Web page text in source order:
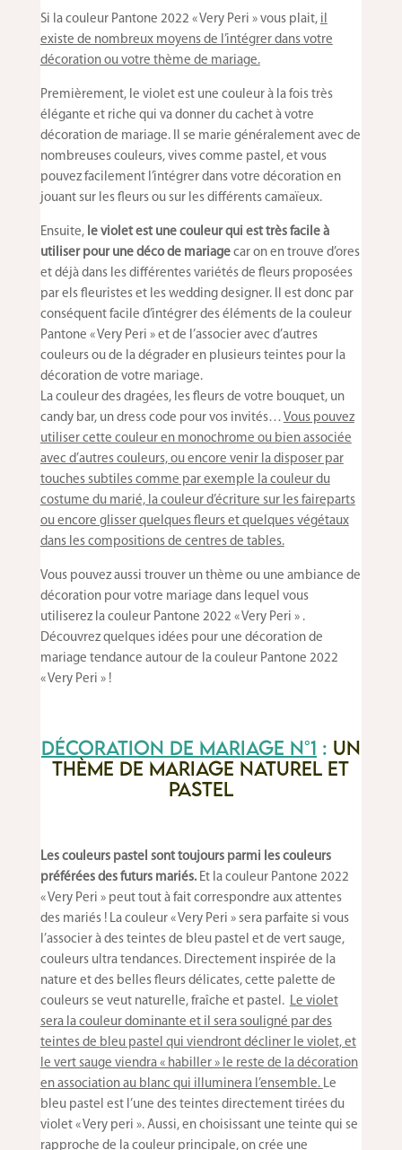
Si la couleur Pantone 2022 « Very Peri » vous plait, il
existe de nombreux moyens de l’intégrer dans votre
décoration ou votre thème de mariage.
Premièrement, le violet est une couleur à la fois très
élégante et riche qui va donner du cachet à votre
décoration de mariage. Il se marie généralement avec de
nombreuses couleurs, vives comme pastel, et vous
pouvez facilement l’intégrer dans votre décoration en
jouant sur les fleurs ou sur les différents camaïeux.
Ensuite, le violet est une couleur qui est très facile à
utiliser pour une déco de mariage car on en trouve d’ores
et déjà dans les différentes variétés de fleurs proposées
par els fleuristes et les wedding designer. Il est donc par
conséquent facile d’intégrer des éléments de la couleur
Pantone « Very Peri » et de l’associer avec d’autres
couleurs ou de la dégrader en plusieurs teintes pour la
décoration de votre mariage.
La couleur des dragées, les fleurs de votre bouquet, un
candy bar, un dress code pour vos invités… Vous pouvez
utiliser cette couleur en monochrome ou bien associée
avec d’autres couleurs, ou encore venir la disposer par
touches subtiles comme par exemple la couleur du
costume du marié, la couleur d’écriture sur les faireparts
ou encore glisser quelques fleurs et quelques végétaux
dans les compositions de centres de tables.
Vous pouvez aussi trouver un thème ou une ambiance de
décoration pour votre mariage dans lequel vous
utiliserez la couleur Pantone 2022 « Very Peri » .
Découvrez quelques idées pour une décoration de
mariage tendance autour de la couleur Pantone 2022
« Very Peri » !
Décoration de mariage n°1 : un
thème de mariage naturel et
pastel
Les couleurs pastel sont toujours parmi les couleurs
préférées des futurs mariés. Et la couleur Pantone 2022
« Very Peri » peut tout à fait correspondre aux attentes
des mariés ! La couleur « Very Peri » sera parfaite si vous
l’associer à des teintes de bleu pastel et de vert sauge,
couleurs ultra tendances. Directement inspirée de la
nature et des belles fleurs délicates, cette palette de
couleurs se veut naturelle, fraîche et pastel. Le violet
sera la couleur dominante et il sera souligné par des
teintes de bleu pastel qui viendront décliner le violet, et
le vert sauge viendra « habiller » le reste de la décoration
en association au blanc qui illuminera l’ensemble. Le
bleu pastel est l’une des teintes directement tirées du
violet « Very peri ». Aussi, en choisissant une teinte qui se
rapproche de la couleur principale, on crée une